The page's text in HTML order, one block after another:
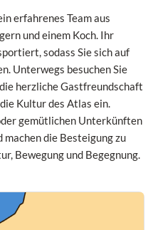
erfahrenes Team aus
und einem Koch. Ihr
sodass Sie sich auf
Unterwegs besuchen Sie
herzliche Gastfreundschaft
Kultur des Atlas ein.
gemütlichen Unterkünften
die Besteigung zu
Bewegung und Begegnung.